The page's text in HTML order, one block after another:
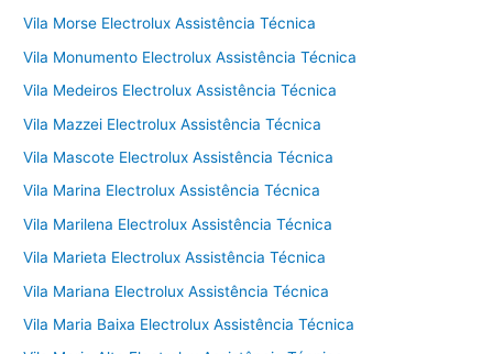
Vila Morse Electrolux Assistência Técnica
Vila Monumento Electrolux Assistência Técnica
Vila Medeiros Electrolux Assistência Técnica
Vila Mazzei Electrolux Assistência Técnica
Vila Mascote Electrolux Assistência Técnica
Vila Marina Electrolux Assistência Técnica
Vila Marilena Electrolux Assistência Técnica
Vila Marieta Electrolux Assistência Técnica
Vila Mariana Electrolux Assistência Técnica
Vila Maria Baixa Electrolux Assistência Técnica